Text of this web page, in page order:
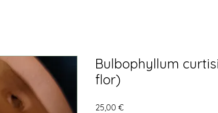
Bulbophyllum
flor)
25,00 €Precio